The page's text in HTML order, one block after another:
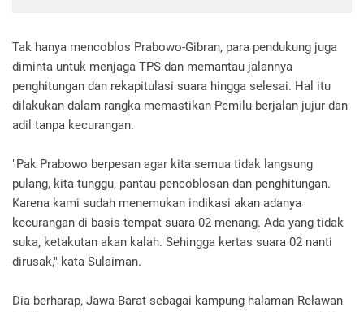
Tak hanya mencoblos Prabowo-Gibran, para pendukung juga
diminta untuk menjaga TPS dan memantau jalannya
penghitungan dan rekapitulasi suara hingga selesai. Hal itu
dilakukan dalam rangka memastikan Pemilu berjalan jujur dan
adil tanpa kecurangan.
"Pak Prabowo berpesan agar kita semua tidak langsung
pulang, kita tunggu, pantau pencoblosan dan penghitungan.
Karena kami sudah menemukan indikasi akan adanya
kecurangan di basis tempat suara 02 menang. Ada yang tidak
suka, ketakutan akan kalah. Sehingga kertas suara 02 nanti
dirusak," kata Sulaiman.
Dia berharap, Jawa Barat sebagai kampung halaman Relawan